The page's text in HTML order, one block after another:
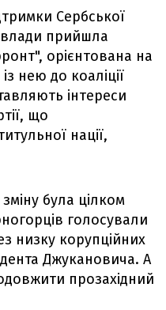
Сербської
прийшла
орієнтована на
нею до коаліції
інтереси
що
нації,
була цілком
голосували
низку корупційних
Джукановича. А
прозахідний